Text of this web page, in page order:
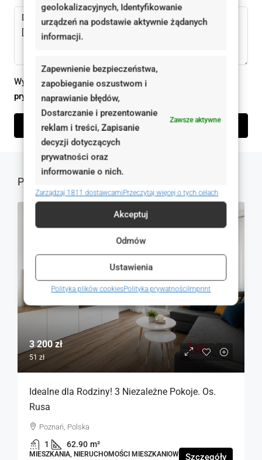
geolokalizacyjnych, Identyfikowanie
urządzeń na podstawie aktywnie żądanych
informacji.
Zapewnienie bezpieczeństwa,
zapobieganie oszustwom i
naprawianie błędów,
Dostarczanie i prezentowanie
reklam i treści, Zapisanie
decyzji dotyczących
prywatności oraz
informowanie o nich.
Zawsze aktywne
Zarządzaj 1811 dostawcamiPrzeczytaj więcej o tych celach
Akceptuj
Odmów
Ustawienia
Polityka plików cookiesPolityka prywatnościImprint
Wysyłając ten formularz zgadzam się z
prywatności
Wyślij zapytanie
Podobne oferty
NA WYNAJEM
3 200 zł
51 zł
Idealne dla Rodziny! 3 Niezależne Pokoje. Os.
Rusa
Poznań, Polska
1 62.90 m²
MIESZKANIA, NIERUCHOMOŚCI MIESZKANIOWE Szczegóły